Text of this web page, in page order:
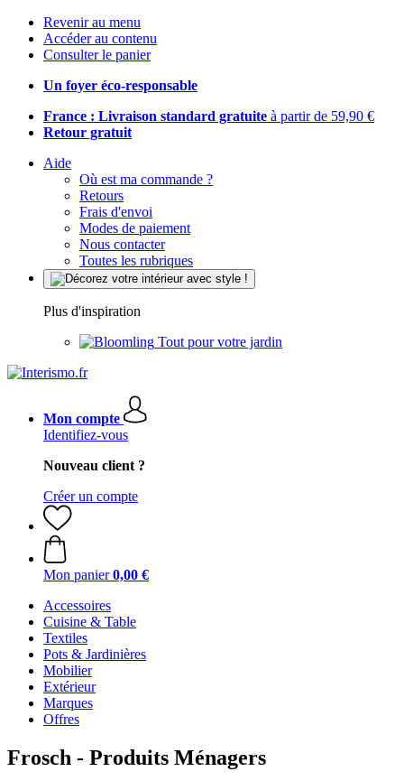
Revenir au menu
Accéder au contenu
Consulter le panier
Un foyer éco-responsable
France : Livraison standard gratuite à partir de 59,90 €
Retour gratuit
Aide
Où est ma commande ?
Retours
Frais d'envoi
Modes de paiement
Nous contacter
Toutes les rubriques
Plus d'inspiration
Tout pour votre jardin
Mon compte
Identifiez-vous
Nouveau client ?
Créer un compte
Mon panier 0,00 €
Accessoires
Cuisine & Table
Textiles
Pots & Jardinières
Mobilier
Extérieur
Marques
Offres
Frosch - Produits Ménagers